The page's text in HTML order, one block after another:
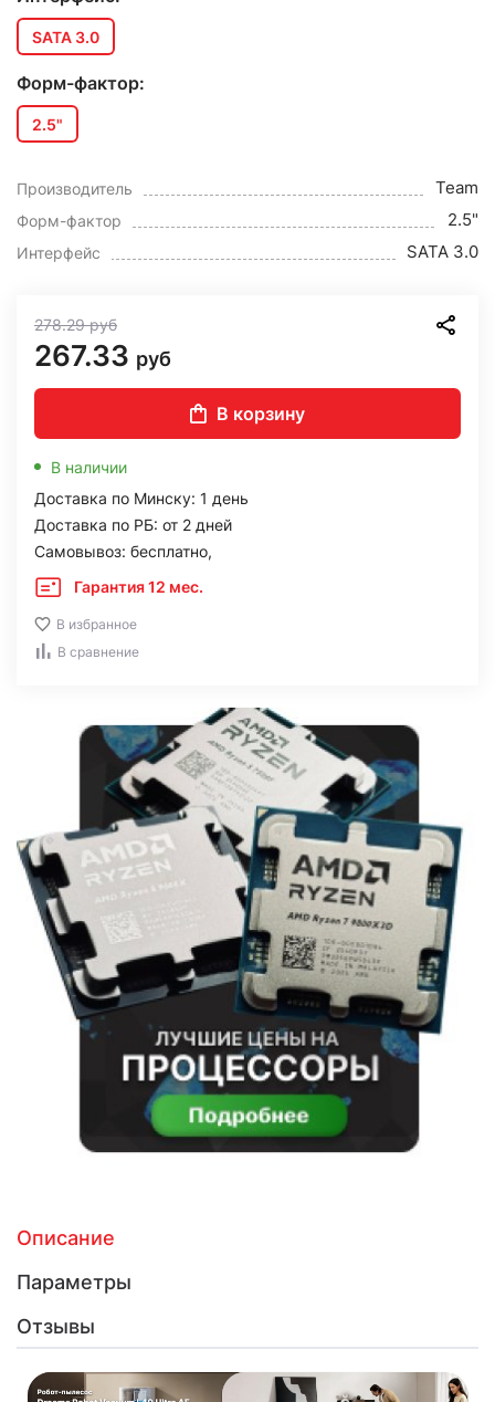
SATA 3.0
Форм-фактор:
2.5"
Производитель Team
Форм-фактор 2.5"
Интерфейс SATA 3.0
278.29руб
267.33 руб
В корзину
В наличии
Доставка по Минску: 1 день
Доставка по РБ: от 2 дней
Самовывоз: бесплатно,
Гарантия 12 мес.
В избранное
В сравнение
Описание
Параметры
Отзывы